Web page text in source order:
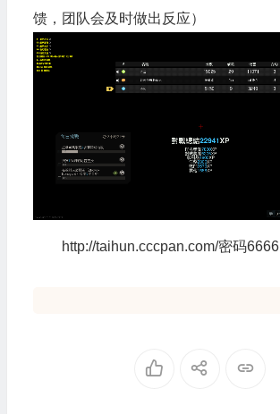
馈，团队会及时做出反应）
http://taihun.cccpan.com/密码6666